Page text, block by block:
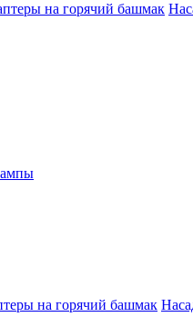
на горячий башмак
на горячий башмак